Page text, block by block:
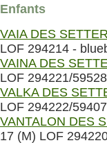
Enfants
VAIA DES
LOF 294214 -
VAINA DES
LOF 294221/
VALKA DES
LOF 294222/59407
VANTALON DES
17 (M) LOF